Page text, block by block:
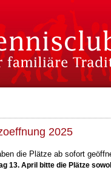
2025
die Plätze ab sofort
13. April bitte die Plätze